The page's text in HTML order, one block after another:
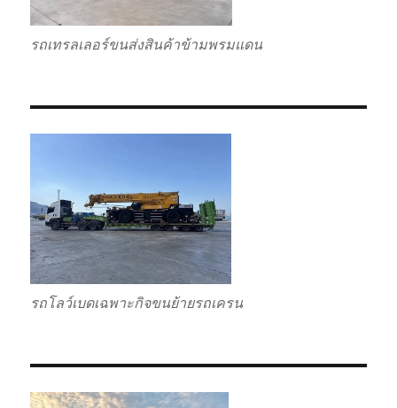
รถเทรลเลอร์ขนส่งสินค้าข้ามพรมแดน
รถโลว์เบดเฉพาะกิจขนย้ายรถเครน